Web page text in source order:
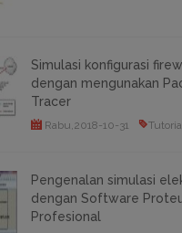
Simulasi konfigurasi
dengan mengunakan
Tracer
Rabu,2018-10-31
Pengenalan simulasi
dengan Software
Profesional